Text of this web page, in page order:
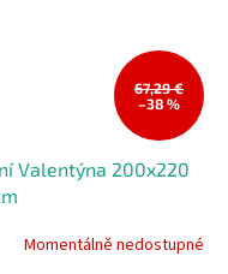
67,29 €
–38 %
Valentýna 200x220
Momentálně nedostupné